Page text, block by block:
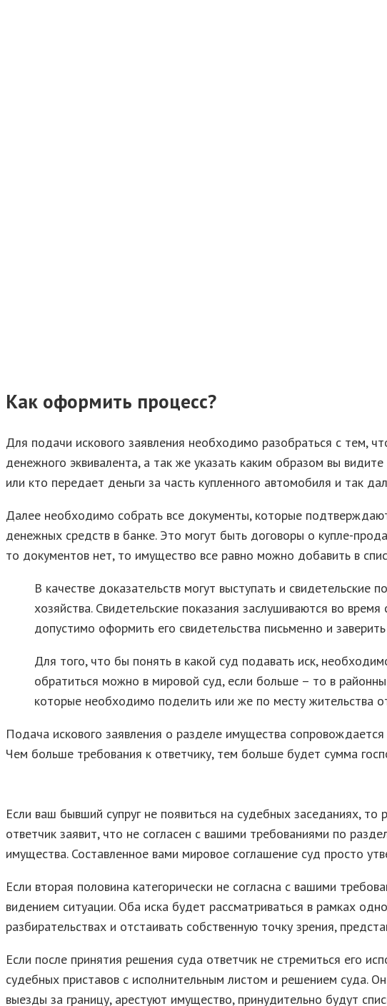
Как оформить процесс?
Для подачи искового заявления необходимо разобраться с тем,
денежного эквивалента, а так же указать каким образом вы
или кто передает деньги за часть купленного автомобиля и так
Далее необходимо собрать все документы, которые
денежных средств в банке. Это могут быть договоры о купле-
то документов нет, то имущество все равно можно добавить в
В качестве доказательств могут выступать и свидетельские
хозяйства. Свидетельские показания заслушиваются во
допустимо оформить его свидетельства письменно и
Для того, что бы понять в какой суд подавать иск,
обратиться можно в мировой суд, если больше – то в
которые необходимо поделить или же по месту жительства
Подача искового заявления о разделе имущества
Чем больше требования к ответчику, тем больше будет сумма
Если ваш бывший супруг не появиться на судебных заседаниях,
ответчик заявит, что не согласен с вашими требованиями по
имущества. Составленное вами мировое соглашение суд просто
Если вторая половина категорически не согласна с вашими
видением ситуации. Оба иска будет рассматриваться в рамках
разбирательствах и отстаивать собственную точку зрения,
Если после принятия решения суда ответчик не стремиться его
судебных приставов с исполнительным листом и решением суда.
выезды за границу, арестуют имущество, принудительно будут